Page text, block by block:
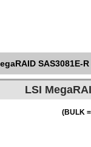
SAS3081E-
LSI
(BULK